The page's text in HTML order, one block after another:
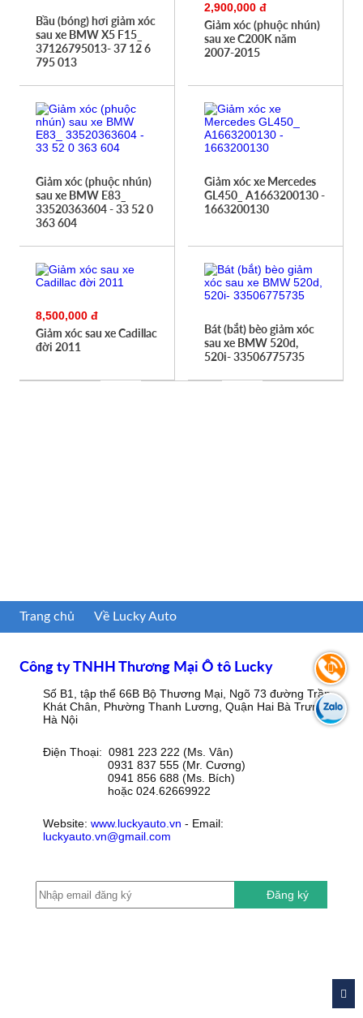
Bầu (bóng) hơi giảm xóc
sau xe BMW X5 F15_
37126795013- 37 12 6
795 013
2,900,000 đ
Giảm xóc (phuộc nhún)
sau xe C200K năm
2007-2015
Giảm xóc (phuộc nhún)
sau xe BMW E83_
33520363604 - 33 52 0
363 604
Giảm xóc xe Mercedes
GL450_ A1663200130 -
1663200130
8,500,000 đ
Giảm xóc sau xe Cadillac
đời 2011
Bát (bắt) bèo giảm xóc
sau xe BMW 520d,
520i- 33506775735
Trang chủ Về Lucky Auto
Công ty TNHH Thương Mại Ô tô Lucky
Số B1, tập thể 66B Bộ Thương Mại, Ngõ 73 đường Trần
Khát Chân, Phường Thanh Lương, Quận Hai Bà Trưng,
Hà Nội
Điện Thoại: 0981 223 222 (Ms. Vân)
0931 837 555 (Mr. Cương)
0941 856 688 (Ms. Bích)
hoặc 024.62669922
Website: www.luckyauto.vn - Email:
luckyauto.vn@gmail.com
Đăng ký